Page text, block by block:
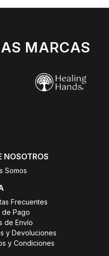
MARCAS
NOSOTROS
Somos
Frecuentes
de Pago
de Envío
y Devoluciones
y Condiciones